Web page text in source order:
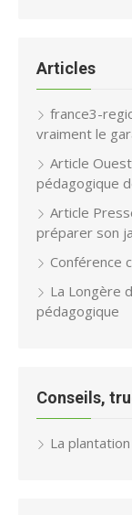
Articles
france3-
vraiment le
Article
pédagogique
Article
préparer son
Conférence
La Longère
pédagogique
Conseils,
La